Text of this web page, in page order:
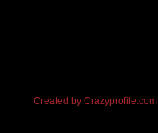
Created by Crazyprofile.com